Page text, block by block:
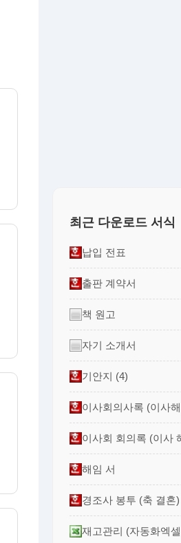
최근 다운로드 서식
납입 전표
출판 계약서
책 원고
자기 소개서
기안지 (4)
이사회의사록 (이사
이사회 회의록 (이사
해임 서
경조사 봉투 (축 결혼)
재고관리 (자동화엑